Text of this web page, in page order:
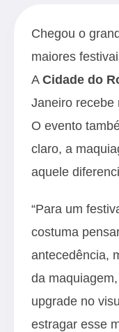
Chegou o
maiores
ACidade do
Janeiro recebe
O evento
claro, a
aquele
“Para um
costuma
antecedência,
da
upgrade no
estragar esse